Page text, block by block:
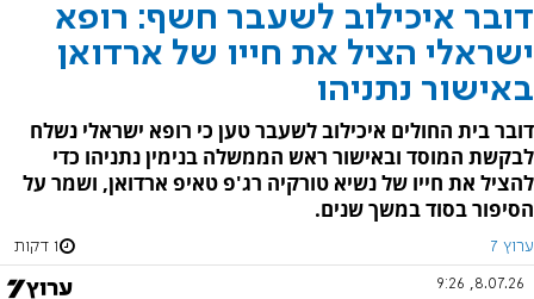
דובר איכילוב לשעבר חשף: רופא
ישראלי הציל את חייו של ארדואן
באישור נתניהו
דובר בית החולים איכילוב לשעבר טען כי רופא ישראלי נשלח
לבקשת המוסד ובאישור ראש הממשלה בנימין נתניהו כדי
להציל את חייו של נשיא טורקיה רג'פ טאיפ ארדואן, ושמר על
הסיפור בסוד במשך שנים.
ערוץ 7 1 דקות
8.07.26, 9:26